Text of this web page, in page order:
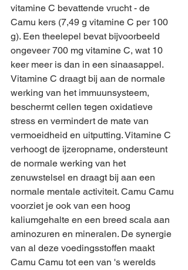
vitamine C bevattende vrucht - de
Camu kers (7,49 g vitamine C per 100
g). Een theelepel bevat bijvoorbeeld
ongeveer 700 mg vitamine C, wat 10
keer meer is dan in een sinaasappel.
Vitamine C draagt bij aan de normale
werking van het immuunsysteem,
beschermt cellen tegen oxidatieve
stress en vermindert de mate van
vermoeidheid en uitputting. Vitamine C
verhoogt de ijzeropname, ondersteunt
de normale werking van het
zenuwstelsel en draagt bij aan een
normale mentale activiteit. Camu Camu
voorziet je ook van een hoog
kaliumgehalte en een breed scala aan
aminozuren en mineralen. De synergie
van al deze voedingsstoffen maakt
Camu Camu tot een van 's werelds